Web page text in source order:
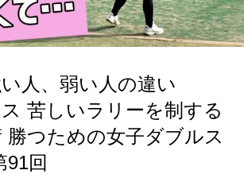
い人、弱い人の違い
苦しいラリーを制する
勝つための女子ダブルス
91回